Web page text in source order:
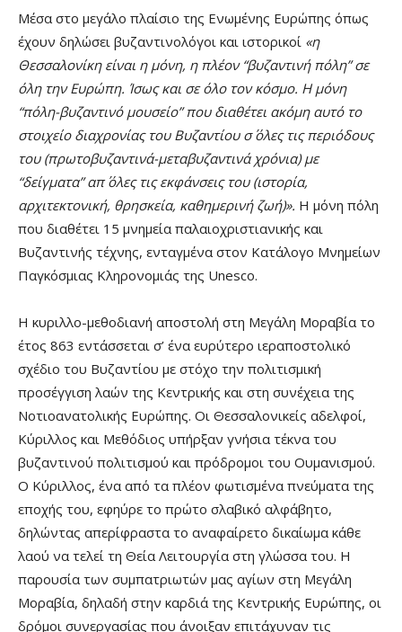
Μέσα στο μεγάλο πλαίσιο της Ενωμένης Ευρώπης όπως
έχουν δηλώσει βυζαντινολόγοι και ιστορικοί «η
Θεσσαλονίκη είναι η μόνη, η πλέον “βυζαντινή πόλη” σε
όλη την Ευρώπη. Ίσως και σε όλο τον κόσμο. Η μόνη
“πόλη-βυζαντινό μουσείο” που διαθέτει ακόμη αυτό το
στοιχείο διαχρονίας του Βυζαντίου σ΄ όλες τις περιόδους
του (πρωτοβυζαντινά-μεταβυζαντινά χρόνια) με
“δείγματα” απ΄ όλες τις εκφάνσεις του (ιστορία,
αρχιτεκτονική, θρησκεία, καθημερινή ζωή)». Η μόνη πόλη
που διαθέτει 15 μνημεία παλαιοχριστιανικής και
Βυζαντινής τέχνης, ενταγμένα στον Κατάλογο Μνημείων
Παγκόσμιας Κληρονομιάς της Unesco.
Η κυριλλο-μεθοδιανή αποστολή στη Μεγάλη Μοραβία το
έτος 863 εντάσσεται σ’ ένα ευρύτερο ιεραποστολικό
σχέδιο του Βυζαντίου με στόχο την πολιτισμική
προσέγγιση λαών της Κεντρικής και στη συνέχεια της
Νοτιοανατολικής Ευρώπης. Οι Θεσσαλονικείς αδελφοί,
Κύριλλος και Μεθόδιος υπήρξαν γνήσια τέκνα του
βυζαντινού πολιτισμού και πρόδρομοι του Ουμανισμού.
Ο Κύριλλος, ένα από τα πλέον φωτισμένα πνεύματα της
εποχής του, εφηύρε το πρώτο σλαβικό αλφάβητο,
δηλώντας απερίφραστα το αναφαίρετο δικαίωμα κάθε
λαού να τελεί τη Θεία Λειτουργία στη γλώσσα του. Η
παρουσία των συμπατριωτών μας αγίων στη Μεγάλη
Μοραβία, δηλαδή στην καρδιά της Κεντρικής Ευρώπης, οι
δρόμοι συνεργασίας που άνοιξαν επιτάχυναν τις